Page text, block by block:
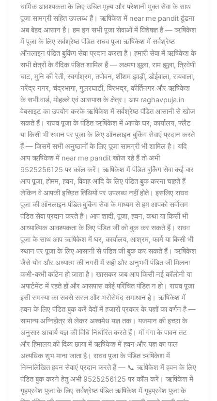
धार्मिक आवश्यकता के लिए उचित मूल्य और परेशानी मुक्त सेवा के साथ
पूजा सामग्री सहित उपलब्ध हैं। ऋषिकेश में near me pandit ढूंढना
अब बेहद आसान है। हम इन सभी पूजा सेवाओं में विशेषज्ञ हैं — ऋषिकेश
में पूजा के लिए सर्वश्रेष्ठ पंडित राघव पूजा ऋषिकेश में सर्वश्रेष्ठ
ऑनलाइन पंडित बुकिंग सेवा प्रदान करता है। हमारी सेवा में ऋषिकेश के
सभी क्षेत्रों के वैदिक पंडित शामिल हैं — लक्ष्मण झूला, राम झूला, त्रिवेणी
घाट, मुनि की रेती, स्वर्गाश्रम, तपोवन, शीशम झाड़ी, डोईवाला, रायवाला,
नरेंद्र नगर, चंद्रभागा, गुलरघाटी, विरभद्र, कीर्तिनगर और ऋषिकेश
के सभी वार्ड, मोहल्ले एवं आसपास के क्षेत्र। आप raghavpuja.in
वेबसाइट का उपयोग करके ऋषिकेश में सर्वश्रेष्ठ पंडित आसानी से खोज
सकते हैं। राघव पूजा के पंडित ऋषिकेश में आपके घर, कार्यालय, फ्लैट
या किसी भी स्थान पर पूजा के लिए ऑनलाइन बुकिंग सेवाएं प्रदान करते
हैं — जिसमें सभी अनुष्ठानों के लिए पूजा सामग्री भी शामिल है। यदि
आप ऋषिकेश में near me pandit खोज रहे हैं तो अभी
9525256125 पर कॉल करें। ऋषिकेश में पंडित बुकिंग सेवा कई बार
आप पूजा, होमम, हवन, विवाह आदि के लिए पंडित बुक करना चाहते हैं
लेकिन वे आपकी इच्छित तिथियों पर उपलब्ध नहीं होते। इसलिए राघव
पूजा की ऑनलाइन पंडित बुकिंग सेवा के माध्यम से हम आपको सर्वोत्तम
पंडित सेवा प्रदान करते हैं। आप शादी, पूजा, हवन, कथा या किसी भी
आध्यात्मिक आवश्यकता के लिए पंडित जी को बुक कर सकते हैं। राघव
पूजा के साथ आप ऋषिकेश में घर, कार्यालय, आश्रम, फार्म या किसी भी
स्थान पर पूजा के लिए आसानी से पंडित जी बुक कर सकते हैं। ऋषिकेश
जैसे योग और अध्यात्म की नगरी में सही और अनुभवी पंडित जी मिलना
कभी-कभी कठिन हो जाता है। खासकर जब आप किसी नई कॉलोनी या
अपार्टमेंट में रहते हों और आसपास कोई परिचित पंडित न हो। राघव पूजा
इसी समस्या का सबसे सरल और भरोसेमंद समाधान है। ऋषिकेश में
हवन के लिए पंडित बुक करें वेदों में हजारों प्रकार के यज्ञों का वर्णन है —
सामान्य अग्निहोत्र से लेकर अश्वमेध यज्ञ तक। यजमान की इच्छा के
अनुसार आचार्य यज्ञ की विधि निर्धारित करते हैं। माँ गंगा के पावन तट
और हिमालय की दिव्य छाया में ऋषिकेश में हवन और यज्ञ का फल
अत्यधिक शुभ माना जाता है। राघव पूजा के पंडित ऋषिकेश में
निम्नलिखित हवन सेवाएं प्रदान करते हैं — 📞 ऋषिकेश में हवन के लिए
पंडित बुक करने हेतु अभी 9525256125 पर कॉल करें। ऋषिकेश में
गृहप्रवेश पूजा के लिए सर्वश्रेष्ठ पंडित ऋषिकेश में गृहप्रवेश पूजा के